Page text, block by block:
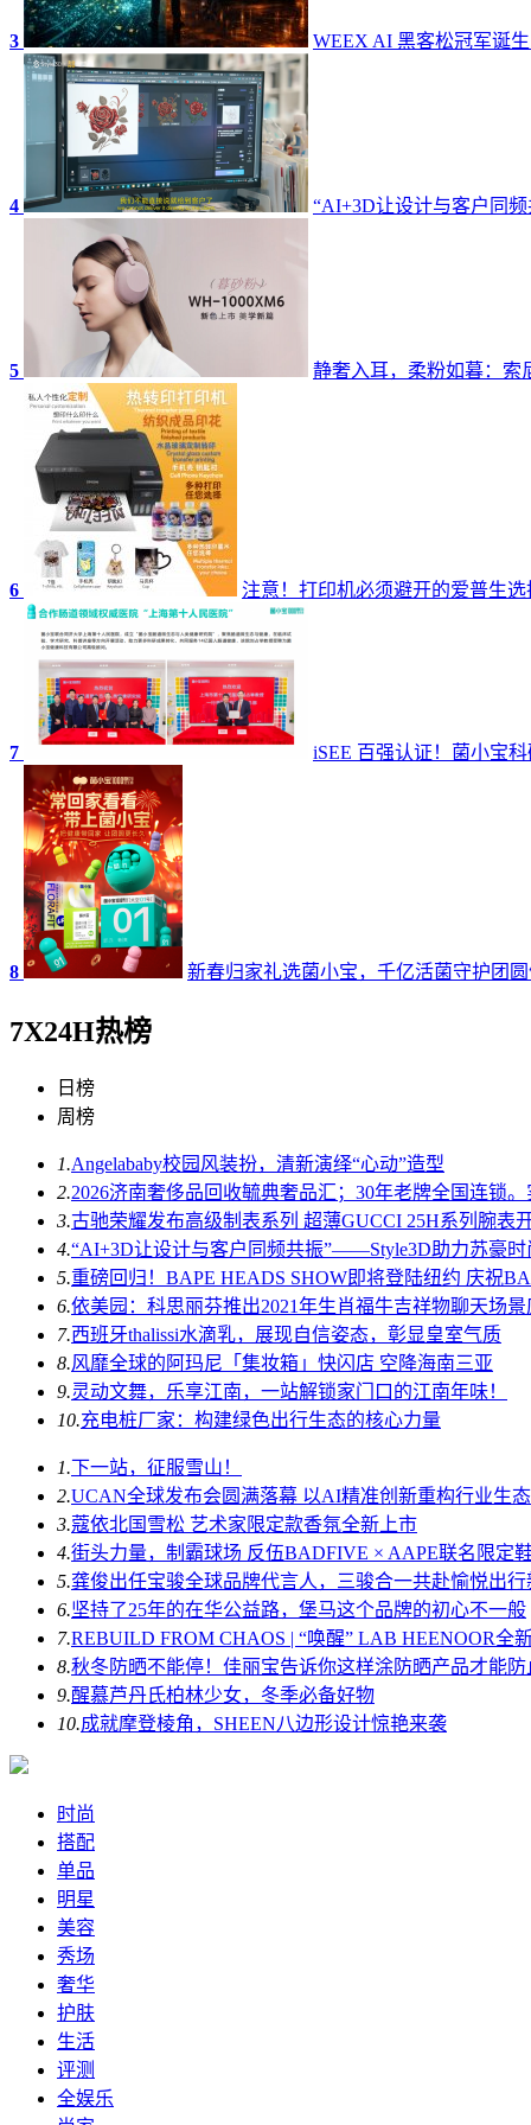
3 WEEX AI 黑客松冠军诞
4 “AI+3D让设计与客户同
5 静奢入耳，柔粉如暮：索
6 注意！打印机必须避开的爱普生
7 iSEE 百强认证！菌小宝
8 新春归家礼选菌小宝，千亿活菌守护团
7X24H热榜
日榜
周榜
1.Angelababy校园风装扮，清新演绎“心动”造型
2.2026济南奢侈品回收毓典奢品汇；30年老牌全国连锁
3.古驰荣耀发布高级制表系列 超薄GUCCI 25H系列腕表
4.“AI+3D让设计与客户同频共振”——Style3D助力苏豪时
5.重磅回归！BAPE HEADS SHOW即将登陆纽约 庆祝
6.依美园：科思丽芬推出2021年生肖福牛吉祥物聊天场
7.西班牙thalissi水滴乳，展现自信姿态，彰显皇室气质
8.风靡全球的阿玛尼「集妆箱」快闪店 空降海南三亚
9.灵动文舞，乐享江南，一站解锁家门口的江南年味！
10.充电桩厂家：构建绿色出行生态的核心力量
1.下一站，征服雪山！
2.UCAN全球发布会圆满落幕 以AI精准创新重构行业生
3.蔻依北国雪松 艺术家限定款香氛全新上市
4.街头力量，制霸球场 反伍BADFIVE × AAPE联名限定
5.龚俊出任宝骏全球品牌代言人，三骏合一共赴愉悦出行
6.坚持了25年的在华公益路，堡马这个品牌的初心不一般
7.REBUILD FROM CHAOS | “唤醒” LAB HEENOOR全
8.秋冬防晒不能停！佳丽宝告诉你这样涂防晒产品才能防
9.醒慕芦丹氏柏林少女，冬季必备好物
10.成就摩登棱角，SHEEN八边形设计惊艳来袭
时尚
搭配
单品
明星
美容
秀场
奢华
护肤
生活
评测
全娱乐